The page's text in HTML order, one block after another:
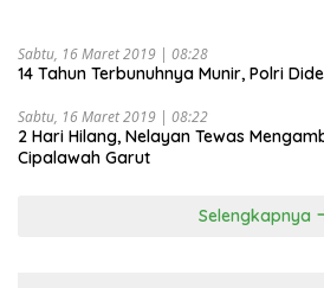
Sabtu, 16 Maret 2019 | 08:28
14 Tahun Terbunuhnya Munir, Polri
Sabtu, 16 Maret 2019 | 08:22
2 Hari Hilang, Nelayan Tewas
Cipalawah Garut
Selengkapnya